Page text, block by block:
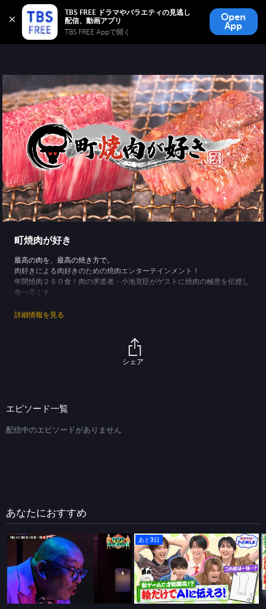
TBS FREE ドラマやバラエティの見逃し
TBS FREE Appで開く
Open
App
TBS FREE
無料見逃し配信
町焼肉が好き
最高の肉を、最高の焼き方で。
肉好きによる肉好きのための焼肉エンターテインメント！
年間焼肉２５０食！肉の求道者・小池克臣がゲストに焼肉の極意を伝授し
食べ尽くす
詳細情報を見る
シェア
エピソード一覧
配信中のエピソードがありません
あなたにおすすめ
水曜日のダウンタウン
怪談に関する説 ほか
あと3日
限界突破！やってM!LK